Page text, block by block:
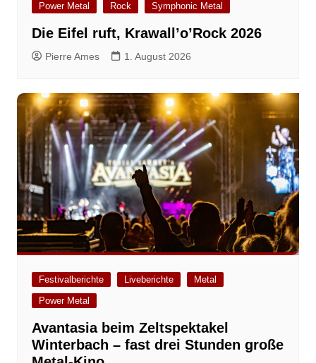
Power Metal
Rock Symphonic Metal
Die Eifel ruft, Krawall’o’Rock 2026
Pierre Ames 1. August 2026
Festivalberichte Liveberichte
Metal
Power Metal
Avantasia beim Zeltspektakel
Winterbach – fast drei Stunden große